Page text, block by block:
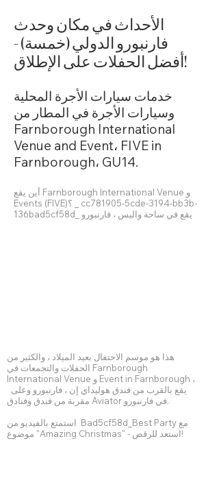
الأحداث في مكان وحدث
فارنبورو الدولي (خمسة) -
أفضل الحفلات على الإطلاق!
خدمات سيارات الأجرة المحلية
وسيارات الأجرة في المطار من
Farnborough International
Venue and Event، FIVE in
Farnborough، GU14.
أين يقع Farnborough International Venue و
Events (FIVE)؟ _ cc781905-5cde-3194-bb3b-
136bad5cf58d_ يقع في ساحة واليس ، فارنبورو
هذا هو موسم الاحتفال بعيد الميلاد ، والكثير من
الحفلات والتجمعات في Farnborough
International Venue و Event in Farnborough ،
مقربة من فندق وفنادق Aviator في فارنبورو.
استمتع بالفيديو من Bad5cf58d_Best Party مع
موضوع "Amazing Christmas" - استعد للرقص!